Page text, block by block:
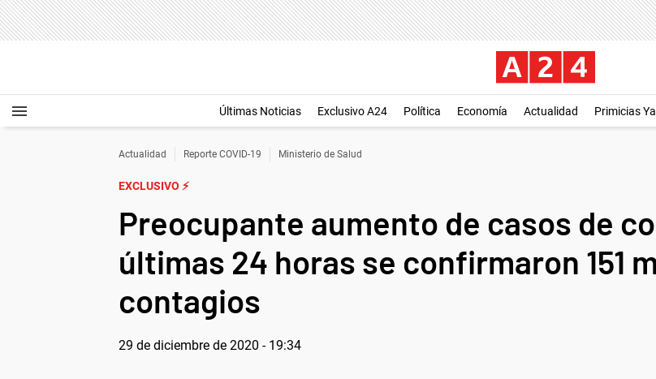
Últimas Noticias Exclusivo A24 Política Economía Actualidad Primicias Ya
Actualidad Reporte COVID-19 Ministerio de Salud
EXCLUSIVO ⚡
Preocupante aumento de casos de
últimas 24 horas se confirmaron 151
contagios
29 de diciembre de 2020 - 19:34